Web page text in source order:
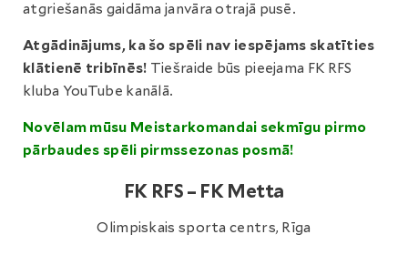
atgriešanās gaidāma janvāra otrajā pusē.
Atgādinājums, ka šo spēli nav iespējams skatīties
klātienē tribīnēs! Tiešraide būs pieejama FK RFS
kluba YouTube kanālā.
Novēlam mūsu Meistarkomandai sekmīgu pirmo
pārbaudes spēli pirmssezonas posmā!
FK RFS – FK Metta
Olimpiskais sporta centrs, Rīga